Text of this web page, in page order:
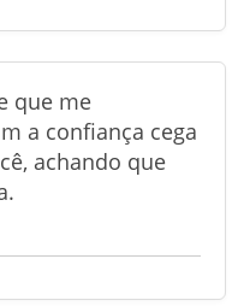
que me
a confiança cega
achando que